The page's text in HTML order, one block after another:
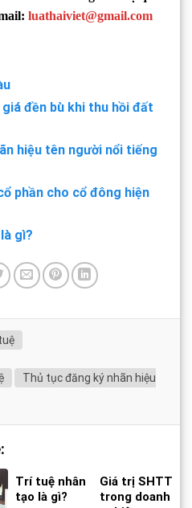
luathaiviet@gmail.com
đền bù khi thu hồi đất
hiệu tên người nổi tiếng
phần cho cổ đông hiện
gì?
Thủ tục đăng ký nhãn hiệu
Trí tuệ nhân
tạo là gì?
Giá trị SHTT
trong doanh